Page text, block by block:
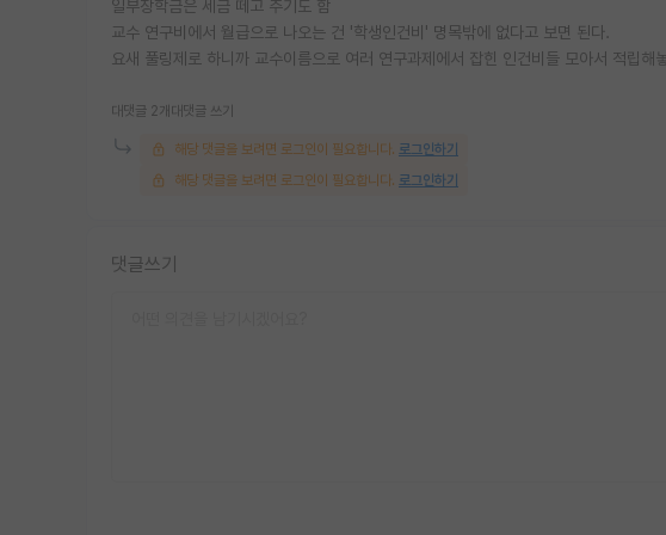
일부장학금은 세금 떼고 주기도 함
교수 연구비에서 월급으로 나오는 건 '학생인건비' 명목밖에 없다고 보면 된다.
요새 풀링제로 하니까 교수이름으로 여러 연구과제에서 잡힌 인건비들 모아서 적립해
대댓글 2개 대댓글 쓰기
해당 댓글을 보려면 로그인이 필요합니다. 로그인하기
해당 댓글을 보려면 로그인이 필요합니다. 로그인하기
댓글쓰기